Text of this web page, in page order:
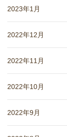
2023年1月
2022年12月
2022年11月
2022年10月
2022年9月